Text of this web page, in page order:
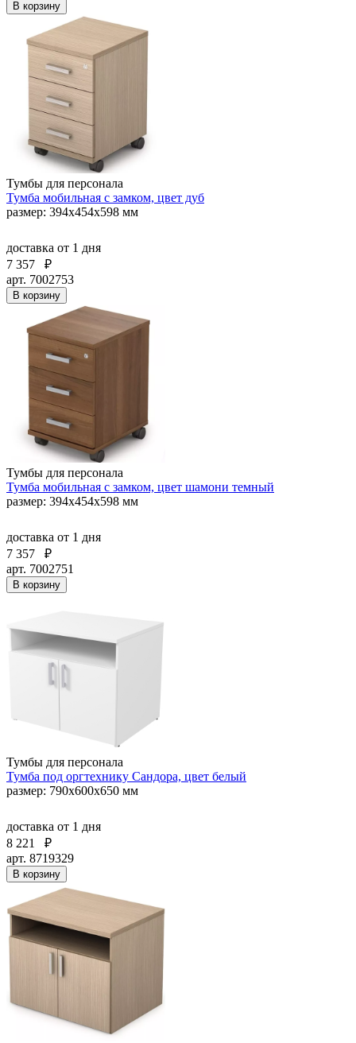
В корзину
Тумбы для персонала
Тумба мобильная с замком, цвет дуб
размер: 394х454х598 мм
доставка от 1 дня
7 357
₽
арт. 7002753
В корзину
Тумбы для персонала
Тумба мобильная с замком, цвет шамони темный
размер: 394х454х598 мм
доставка от 1 дня
7 357
₽
арт. 7002751
В корзину
Тумбы для персонала
Тумба под оргтехнику Сандора, цвет белый
размер: 790х600х650 мм
доставка от 1 дня
8 221
₽
арт. 8719329
В корзину